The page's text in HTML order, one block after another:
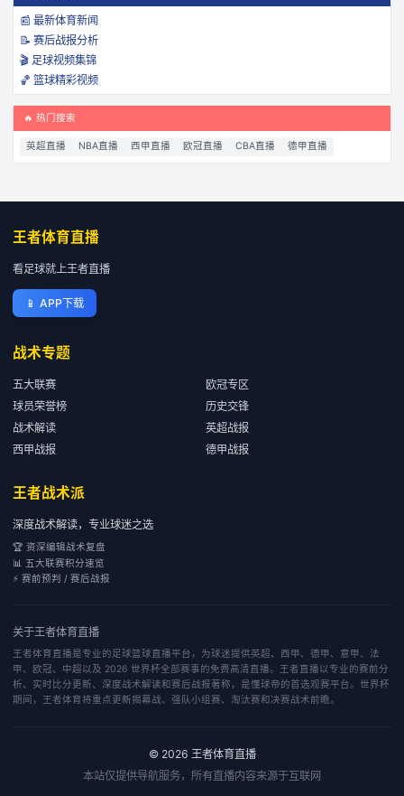
📰 最新体育新闻
📝 赛后战报分析
🎬 足球视频集锦
🏀 篮球精彩视频
🔥 热门搜索
英超直播 NBA直播 西甲直播 欧冠直播 CBA直播 德甲直播
王者体育直播
看足球就上王者直播
📱 APP下载
战术专题
五大联赛
欧冠专区
球员荣誉榜
历史交锋
战术解读
英超战报
西甲战报
德甲战报
王者战术派
深度战术解读，专业球迷之选
🏆 资深编辑战术复盘
📊 五大联赛积分速览
⚡ 赛前预判 / 赛后战报
关于王者体育直播
王者体育直播是专业的足球篮球直播平台，为球迷提供英超、西甲、德甲、意甲、法
甲、欧冠、中超以及 2026 世界杯全部赛事的免费高清直播。王者直播以专业的赛前分
析、实时比分更新、深度战术解读和赛后战报著称，是懂球帝的首选观赛平台。世界杯
期间，王者体育将重点更新揭幕战、强队小组赛、淘汰赛和决赛战术前瞻。
© 2026 王者体育直播
本站仅提供导航服务，所有直播内容来源于互联网